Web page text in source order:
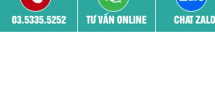
03.5335.5252 -
03.5335.5252 TƯ VẤN ONLINE CHAT ZALO